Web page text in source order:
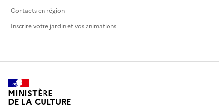
Contacts en région
Inscrire votre jardin et vos animations
MINISTÈRE
DE LA CULTURE